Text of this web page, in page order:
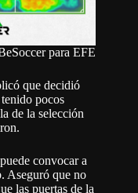
para EFE
que decidió
pocos
de la selección
convocar a
Aseguró que no
las puertas de la